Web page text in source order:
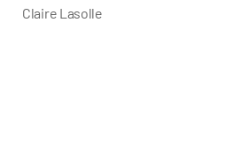
Claire Lasolle